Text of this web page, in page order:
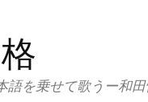
を乗せて歌うー和田